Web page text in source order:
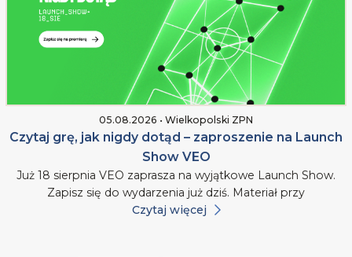
05.08.2026 • Wielkopolski ZPN
Czytaj grę, jak nigdy dotąd – zaproszenie na Launch
Show VEO
Już 18 sierpnia VEO zaprasza na wyjątkowe Launch Show.
Zapisz się do wydarzenia już dziś. Materiał przy
Czytaj więcej